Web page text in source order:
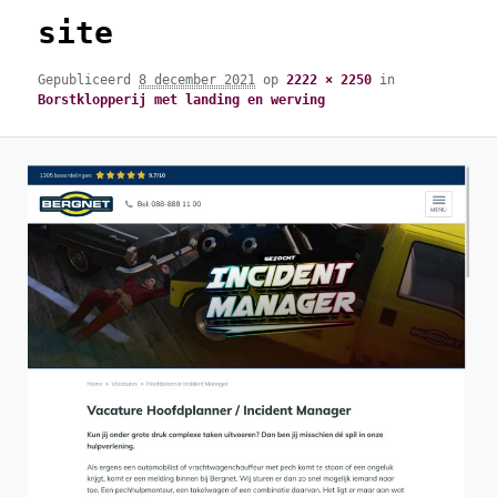
site
Gepubliceerd8 december 2021 op2222 × 2250 in
Borstklopperij met landing en werving